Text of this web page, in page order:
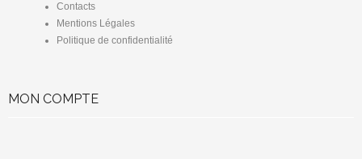
Contacts
Mentions Légales
Politique de confidentialité
MON COMPTE